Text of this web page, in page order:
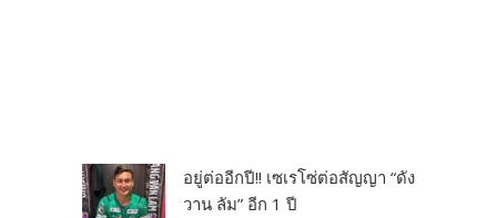
อยู่ต่ออีกปี!! เซเรโซ่ต่อสัญญา “ดัง
วาน ลัม” อีก 1 ปี